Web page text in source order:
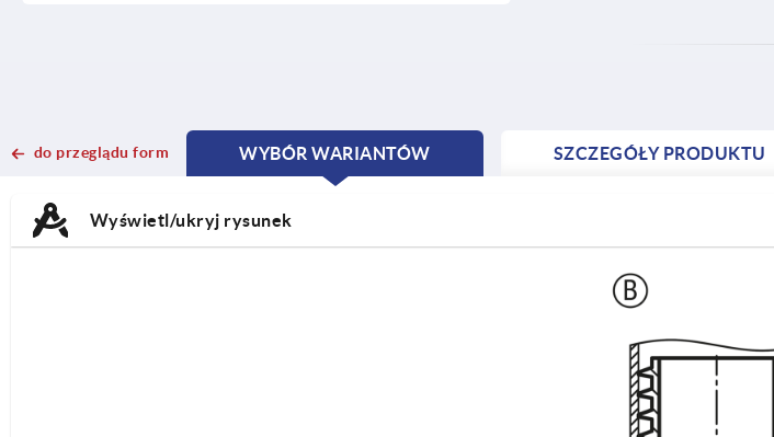
do przeglądu form
WYBÓR WARIANTÓW
CURRENT
CURRENT
SZCZEGÓŁY PRODUKTU
Wyświetl/ukryj rysunek